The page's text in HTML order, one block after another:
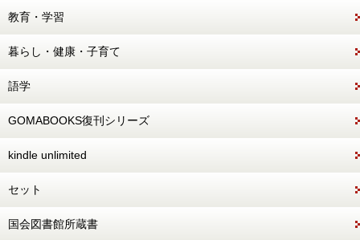
教育・学習
暮らし・健康・子育て
語学
GOMABOOKS復刊シリーズ
kindle unlimited
セット
国会図書館所蔵書